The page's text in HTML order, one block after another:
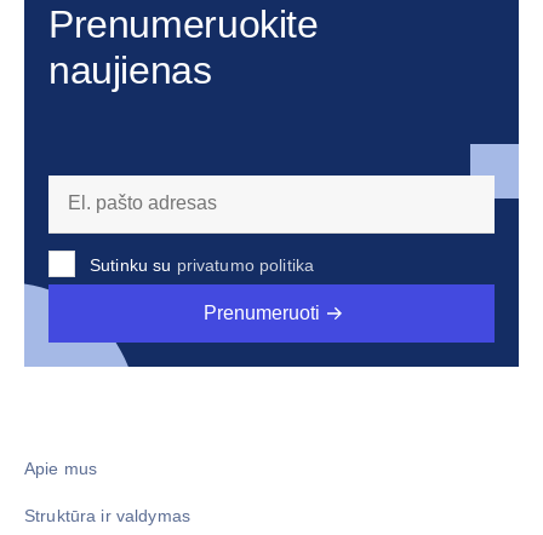
Prenumeruokite
naujienas
Sutinku su privatumo politika
Prenumeruoti
Apie mus
Struktūra ir valdymas